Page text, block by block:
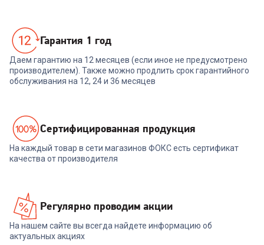
Гарантия 1 год
Даем гарантию на 12 месяцев (если иное не предусмотрено
производителем). Также можно продлить срок гарантийного
обслуживания на 12, 24 и 36 месяцев
Cертифицированная продукция
На каждый товар в сети магазинов ФОКС есть сертификат
качества от производителя
Регулярно проводим акции
На нашем сайте вы всегда найдете информацию об
актуальных акциях